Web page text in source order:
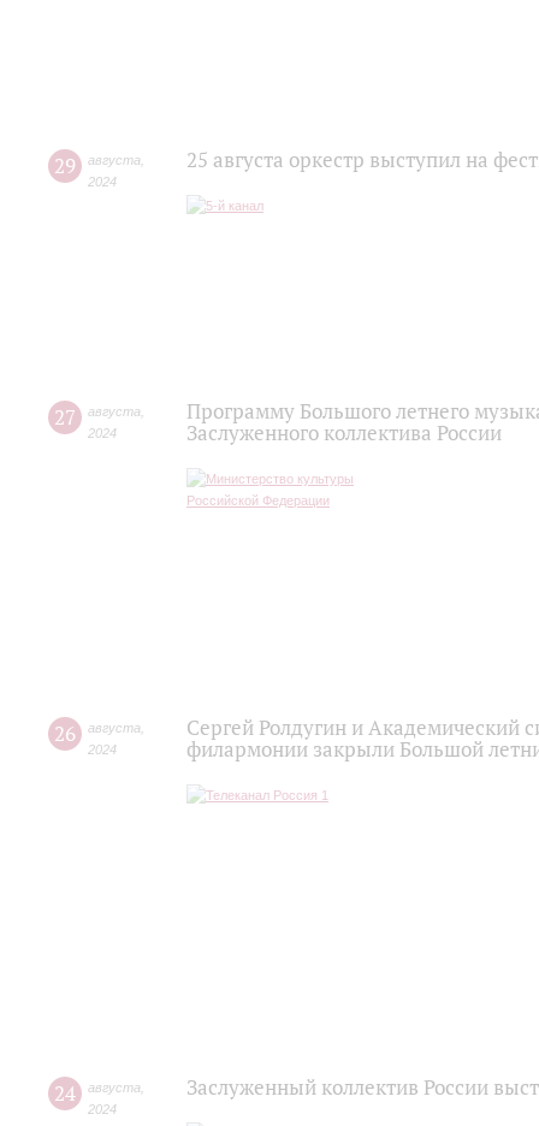
29 августа
2024
25 августа оркестр выступил на
27 августа
2024
Программу Большого летнего
Заслуженного коллектива России
26 августа
2024
Сергей Ролдугин и Академический
филармонии закрыли Большой
24 августа
2024
Заслуженный коллектив России